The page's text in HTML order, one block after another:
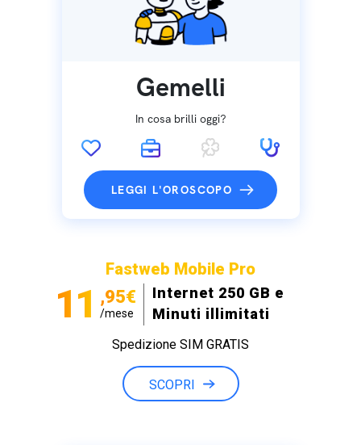
Gemelli
In cosa brilli oggi?
LEGGI L'OROSCOPO
Fastweb Mobile Pro
11 ,95€
/mese
Internet 250 GB e
Minuti illimitati
Spedizione SIM GRATIS
SCOPRI